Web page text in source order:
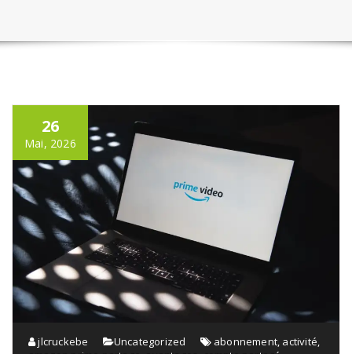
26
Mai, 2026
jlcruckebe Uncategorized abonnement, activité,